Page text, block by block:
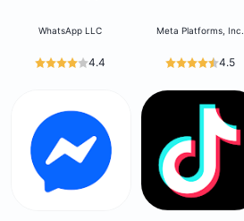
WhatsApp LLC
4.4
Meta Platforms, Inc.
4.5